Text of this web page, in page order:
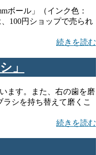
ボール」（インク色：
100円ショップで売られ
続きを読む
」
ます。また、右の歯を磨
シを持ち替えて磨くこ
続きを読む